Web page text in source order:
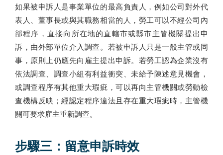
如果被申訴人是事業單位的最高負責人，例如公司對外代
表人、董事長或與其職務相當的人，勞工可以不經公司內
部程序，直接向所在地的直轄市或縣市主管機關提出申
訴，由外部單位介入調查。若被申訴人只是一般主管或同
事，原則上仍應先向雇主提出申訴。若勞工認為企業沒有
依法調查、調查小組有利益衝突、未給予陳述意見機會，
或調查程序有其他重大瑕疵，可以再向主管機關或勞動檢
查機構反映；經認定程序違法且存在重大瑕疵時，主管機
關可要求雇主重新調查。
步驟三：留意申訴時效